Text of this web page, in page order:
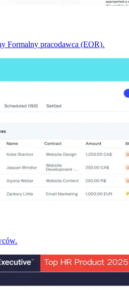
Formalny pracodawca (EOR).​​